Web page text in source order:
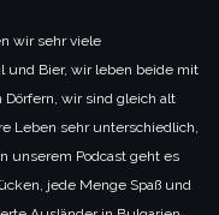
wir sehr viele
und Bier, wir leben beide mit
wir sind gleich alt
Leben sehr unterschiedlich,
unserem Podcast geht es
jede Menge Spaß und